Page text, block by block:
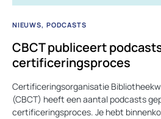
NIEUWS PODCASTS
CBCT publiceert
certificeringsproces
Certificeringsorganisatie
(CBCT) heeft een aantal podcasts
certificeringsproces. Je hebt